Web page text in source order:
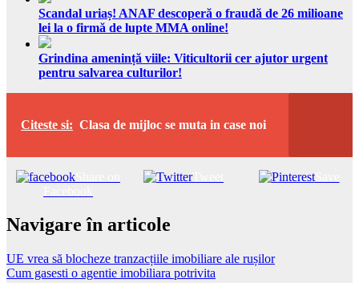
Scandal uriaș! ANAF descoperă o fraudă de 26 milioane
lei la o firmă de lupte MMA online!
Grindina amenință viile: Viticultorii cer ajutor urgent
pentru salvarea culturilor!
Citeste si: Clasa de mijloc se muta in case noi
Tweet Save
Navigare în articole
UE vrea să blocheze tranzacțiile imobiliare ale rușilor
Cum gasesti o agentie imobiliara potrivita